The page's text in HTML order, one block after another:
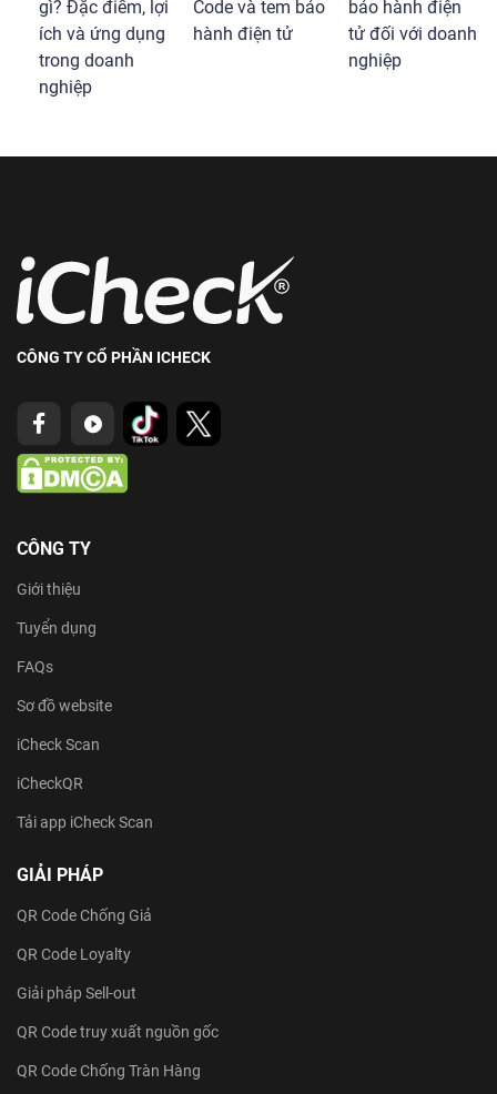
gì? Đặc điểm, lợi
ích và ứng dụng
trong doanh
nghiệp
Code và tem bảo
hành điện tử
bảo hành điện
tử đối với doanh
nghiệp
CÔNG TY CỔ PHẦN ICHECK
CÔNG TY
Giới thiệu
Tuyển dụng
FAQs
Sơ đồ website
iCheck Scan
iCheckQR
Tải app iCheck Scan
GIẢI PHÁP
QR Code Chống Giả
QR Code Loyalty
Giải pháp Sell-out
QR Code truy xuất nguồn gốc
QR Code Chống Tràn Hàng